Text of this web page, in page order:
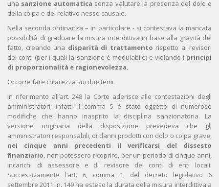
una sanzione automatica senza valutare la presenza del dolo o
della colpa e del relativo nesso causale.
Nella seconda ordinanza – in particolare - si contestava la mancata
possibilità di graduare la misura interdittiva in base alla gravità del
fatto, creando una disparità di trattamento rispetto ai revisori
dei conti (per i quali la sanzione è modulabile) e violando i principi
di proporzionalità e ragionevolezza.
Occorre fare chiarezza sui due temi.
In riferimento all’art. 248 la Corte aderisce alle contestazioni degli
amministratori; infatti il comma 5 è stato oggetto di numerose
modifiche che hanno inasprito la disciplina sanzionatoria. La
versione originaria della disposizione prevedeva che gli
amministratori responsabili, di danni prodotti con dolo o colpa grave,
nei cinque anni precedenti il verificarsi del dissesto
finanziario, non potessero ricoprire, per un periodo di cinque anni,
incarichi di assessore e di revisore dei conti di enti locali.
Successivamente l’art. 6, comma 1, del decreto legislativo 6
settembre 2011, n. 149 ha esteso la durata della misura interdittiva a